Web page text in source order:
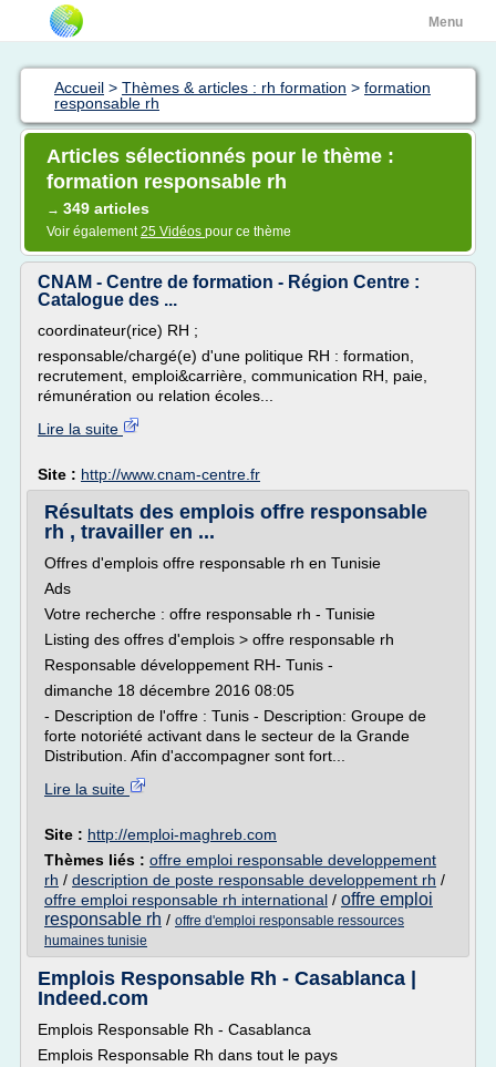
Menu
Accueil > Thèmes & articles : rh formation > formation
responsable rh
Articles sélectionnés pour le thème :
formation responsable rh
→ 349 articles
Voir également25 Vidéos pour ce thème
CNAM - Centre de formation - Région Centre :
Catalogue des ...
coordinateur(rice) RH ;
responsable/chargé(e) d'une politique RH : formation,
recrutement, emploi&carrière, communication RH, paie,
rémunération ou relation écoles...
Lire la suite
Site : http://www.cnam-centre.fr
Résultats des emplois offre responsable
rh , travailler en ...
Offres d'emplois offre responsable rh en Tunisie
Ads
Votre recherche : offre responsable rh - Tunisie
Listing des offres d'emplois > offre responsable rh
Responsable développement RH- Tunis -
dimanche 18 décembre 2016 08:05
- Description de l'offre : Tunis - Description: Groupe de
forte notoriété activant dans le secteur de la Grande
Distribution. Afin d'accompagner sont fort...
Lire la suite
Site : http://emploi-maghreb.com
Thèmes liés : offre emploi responsable developpement
rh / description de poste responsable developpement rh /
offre emploi responsable rh international / offre emploi
responsable rh / offre d'emploi responsable ressources
humaines tunisie
Emplois Responsable Rh - Casablanca |
Indeed.com
Emplois Responsable Rh - Casablanca
Emplois Responsable Rh dans tout le pays